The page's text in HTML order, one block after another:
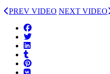
PREV VIDEO NEXT VIDEO